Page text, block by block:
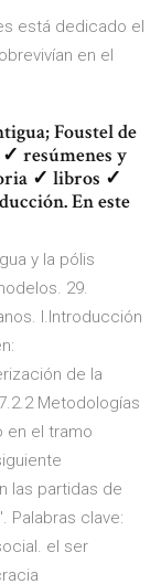
está dedicado el
en el
Foustel de
resúmenes y
✓ libros ✓
En este
y la pólis
29.
I.Introducción
de la
Metodologías
en el tramo
las partidas de
Palabras clave:
el ser